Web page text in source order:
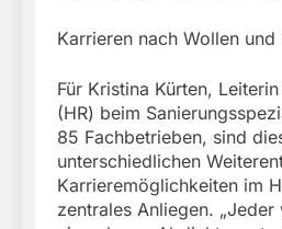
Karrieren nach Wollen und
Für Kristina Kürten,
(HR) beim
85 Fachbetrieben, sind
unterschiedlichen
Karrieremöglichkeiten im
zentrales Anliegen.